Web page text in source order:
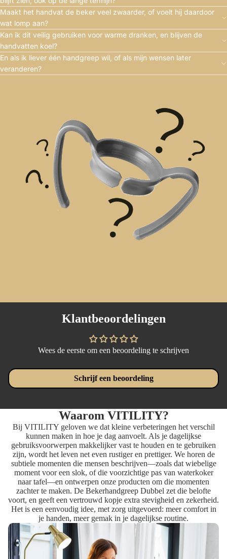
Maakt het handvat de beker veel zwaarder, of voelt hij daardoor
wat lomp aan?
Kan ik dit veilig gebruiken voor warme dranken, en blijven de
handvatten koel?
En als ik liever één handgreep wil, of als mijn wensen later
veranderen?
Klantbeoordelingen
Wees de eerste om een beoordeling te schrijven
Schrijf een beoordeling
Waarom VITILITY?
Bij VITILITY geloven we dat kleine verbeteringen het verschil
kunnen maken in hoe je dag aanvoelt. Als je dagelijkse
gebruiksvoorwerpen makkelijker vast te houden en te gebruiken
zijn, wordt het leven net even rustiger en prettiger. We horen de
subtiele momenten die mensen beschrijven—zoals dat wiebelige
moment voor een slok, of die voorzichtige pas van waterkoker
naar tafel—en ontwerpen onze producten om die momenten
zachter te maken. De Bekerhandgreep Dubbel zet die belofte
voort, en geeft een vertrouwd kopje extra stevigheid en zekerheid.
Het is een eenvoudig idee, met zorg uitgevoerd: meer comfort in
je handen, meer gemak in je dagelijkse routine.